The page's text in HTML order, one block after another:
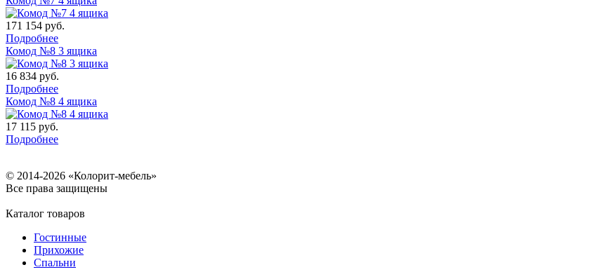
171 154 руб.
Подробнее
Комод №8 3 ящика
16 834 руб.
Подробнее
Комод №8 4 ящика
17 115 руб.
Подробнее
© 2014-2026 «Колорит-мебель»
Все права защищены
Каталог товаров
Гостинные
Прихожие
Спальни